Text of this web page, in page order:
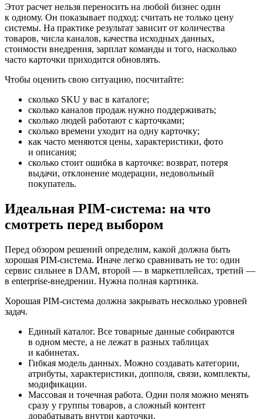
Этот расчет нельзя переносить на любой бизнес один
к одному. Он показывает подход: считать не только цену
системы. На практике результат зависит от количества
товаров, числа каналов, качества исходных данных,
стоимости внедрения, зарплат команды и того, насколько
часто карточки приходится обновлять.
Чтобы оценить свою ситуацию, посчитайте:
сколько SKU у вас в каталоге;
сколько каналов продаж нужно поддерживать;
сколько людей работают с карточками;
сколько времени уходит на одну карточку;
как часто меняются цены, характеристики, фото
и описания;
сколько стоит ошибка в карточке: возврат, потеря
выдачи, отклонение модерации, недовольный
покупатель.
Идеальная PIM-система: на что
смотреть перед выбором
Перед обзором решений определим, какой должна быть
хорошая PIM-система. Иначе легко сравнивать не то: один
сервис сильнее в DAM, второй — в маркетплейсах, третий —
в enterprise-внедрении. Нужна полная картинка.
Хорошая PIM-система должна закрывать несколько уровней
задач.
Единый каталог. Все товарные данные собираются
в одном месте, а не лежат в разных таблицах
и кабинетах.
Гибкая модель данных. Можно создавать категории,
атрибуты, характеристики, допполя, связи, комплекты,
модификации.
Массовая и точечная работа. Одни поля можно менять
сразу у группы товаров, а сложный контент
дорабатывать внутри карточки.